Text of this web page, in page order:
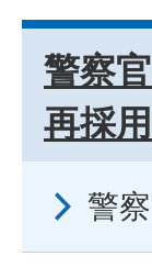
警察
再採
警